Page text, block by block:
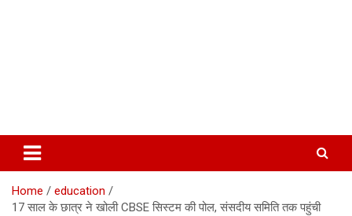
Home
education
17 साल के छात्र ने खोली CBSE सिस्टम की पोल, संसदीय समिति तक पहुंची